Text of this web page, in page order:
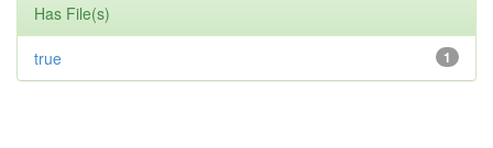
Has File(s)
1
true